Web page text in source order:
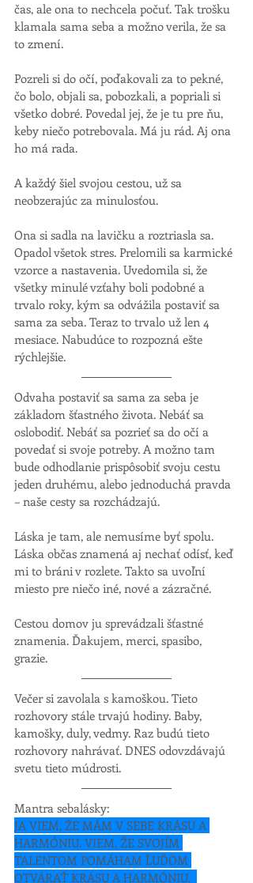
čas, ale ona to nechcela počuť. Tak trošku
klamala sama seba a možno verila, že sa
to zmení.
Pozreli si do očí, poďakovali za to pekné,
čo bolo, objali sa, pobozkali, a popriali si
všetko dobré. Povedal jej, že je tu pre ňu,
keby niečo potrebovala. Má ju rád. Aj ona
ho má rada.
A každý šiel svojou cestou, už sa
neobzerajúc za minulosťou.
Ona si sadla na lavičku a roztriasla sa.
Opadol všetok stres. Prelomili sa karmické
vzorce a nastavenia. Uvedomila si, že
všetky minulé vzťahy boli podobné a
trvalo roky, kým sa odvážila postaviť sa
sama za seba. Teraz to trvalo už len 4
mesiace. Nabudúce to rozpozná ešte
rýchlejšie.
Odvaha postaviť sa sama za seba je
základom šťastného života. Nebáť sa
oslobodiť. Nebáť sa pozrieť sa do očí a
povedať si svoje potreby. A možno tam
bude odhodlanie prispôsobiť svoju cestu
jeden druhému, alebo jednoduchá pravda
– naše cesty sa rozchádzajú.
Láska je tam, ale nemusíme byť spolu.
Láska občas znamená aj nechať odísť, keď
mi to bráni v rozlete. Takto sa uvoľní
miesto pre niečo iné, nové a zázračné.
Cestou domov ju sprevádzali šťastné
znamenia. Ďakujem, merci, spasibo,
grazie.
Večer si zavolala s kamoškou. Tieto
rozhovory stále trvajú hodiny. Baby,
kamošky, duly, vedmy. Raz budú tieto
rozhovory nahrávať. DNES odovzdávajú
svetu tieto múdrosti.
Mantra sebalásky:
JA VIEM, ŽE MÁM V SEBE KRÁSU A
HARMÓNIU. VIEM, ŽE SVOJÍM
TALENTOM POMÁHAM ĽUĎOM
OTVÁRAŤ KRÁSU A HARMÓNIU.